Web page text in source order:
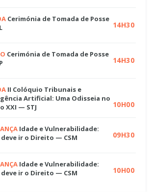
Cerimónia de Tomada de Posse
14H30
Cerimónia de Tomada de Posse
14H30
II Colóquio Tribunais e
Artificial: Uma Odisseia no
XXI — STJ
10H00
Idade e Vulnerabilidade:
ir o Direito — CSM
09H30
Idade e Vulnerabilidade:
ir o Direito — CSM
10H00